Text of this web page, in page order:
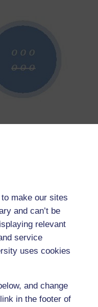
make our sites
and can’t be
relevant
service
uses cookies
and change
in the footer of